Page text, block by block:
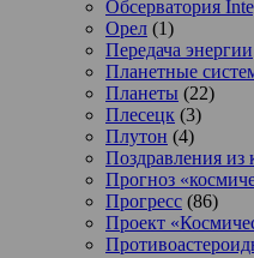
Обсерватория
Орел (1)
Передача энергии
Планетные
Планеты (22)
Плесецк (3)
Плутон (4)
Поздравления из
Прогноз
Прогресс (86)
Проект